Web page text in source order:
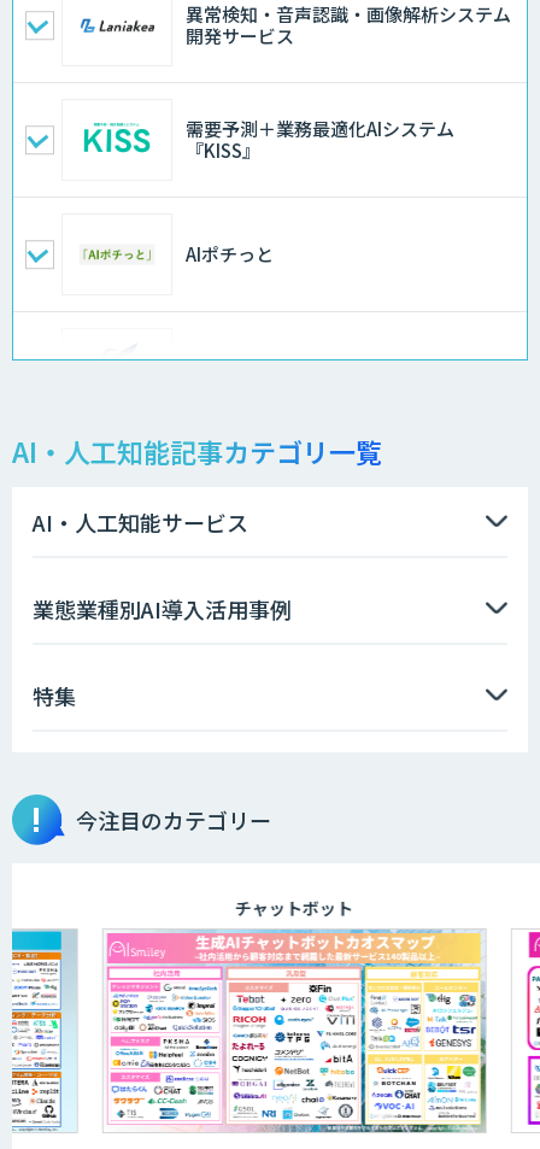
異常検知・音声認識・画像解析システム
開発サービス
需要予測＋業務最適化AIシステム
『KISS』
AIポチっと
FleGrowthのDX/AI支援伴走サービス
AI活用サービス
AI開発・伴走支援・内製化支援
ID ZERO（アイディーゼロ）
DXセカンドオピニオン
AI・人工知能記事カテゴリ一覧
AI・人工知能サービス
業態業種別AI導入活用事例
特集
今注目のカテゴリー
チャットボット